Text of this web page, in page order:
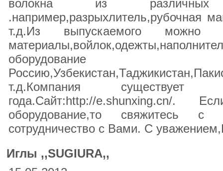
волокна из различных
.например,разрыхлитель,рубочная
т.д.Из выпускаемого можно
т.д.Компания
года.Сайт:http://e.shunxing.cn/
оборудование,то свяжитесь
сотрудничество с Вами. С
Иглы ,,SUGIURA,,